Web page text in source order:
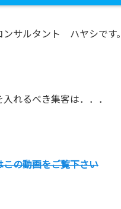
サルタント ハヤシです。
れるべき集客は．．．
の動画をご覧下さい